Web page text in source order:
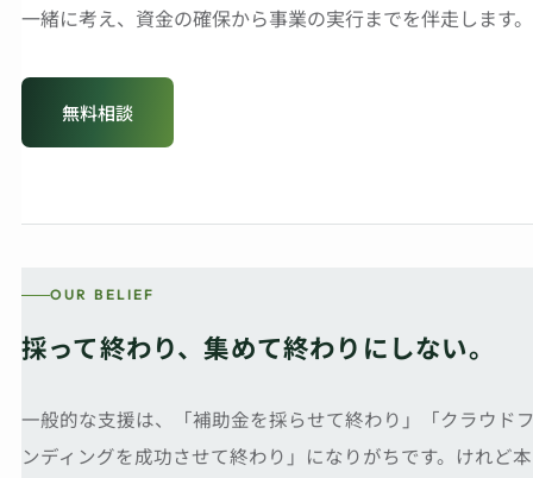
一緒に考え、資金の確保から事業の実行までを伴走します。
無料相談
OUR BELIEF
採って終わり、集めて終わりにしない。
一般的な支援は、「補助金を採らせて終わり」「クラウド
ンディングを成功させて終わり」になりがちです。けれど